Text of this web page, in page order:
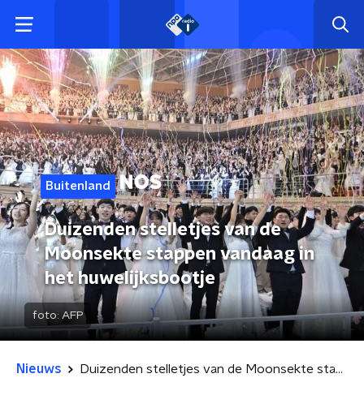
Buitenland
Duizenden stelletjes van de
Moonsekte stappen vandaag in
het huwelijksbootje
foto: AFP
Nieuws Duizenden stelletjes van de Moonsekte stappen vandaag in het huwelijksbootje